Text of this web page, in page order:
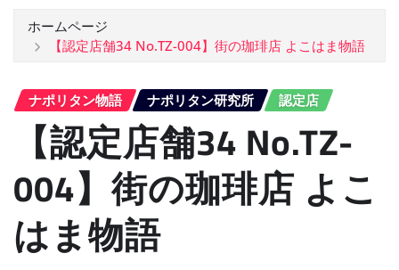
ホームページ
【認定店舗34 No.TZ-004】街の珈琲店 よこはま物語
ナポリタン物語 ナポリタン研究所 認定店
【認定店舗34 No.TZ-
004】街の珈琲店 よこ
はま物語